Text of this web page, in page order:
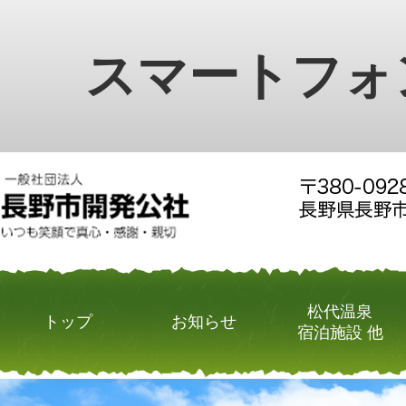
スマートフ
トップ お知らせ
松代温泉
宿泊施設 他